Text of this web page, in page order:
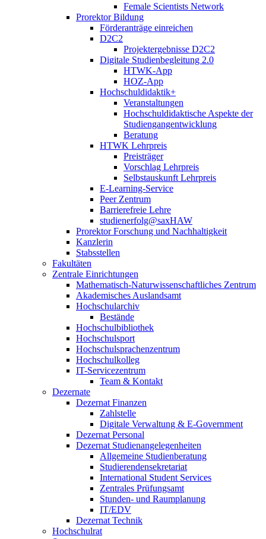
Female Scientists Network
Prorektor Bildung
Förderanträge einreichen
D2C2
Projektergebnisse D2C2
Digitale Studienbegleitung 2.0
HTWK-App
HOZ-App
Hochschuldidaktik+
Veranstaltungen
Hochschuldidaktische Aspekte der
Studiengangentwicklung
Beratung
HTWK Lehrpreis
Preisträger
Vorschlag Lehrpreis
Selbstauskunft Lehrpreis
E-Learning-Service
Peer Zentrum
Barrierefreie Lehre
studienerfolg@saxHAW
Prorektor Forschung und Nachhaltigkeit
Kanzlerin
Stabsstellen
Fakultäten
Zentrale Einrichtungen
Mathematisch-Naturwissenschaftliches Zentrum
Akademisches Auslandsamt
Hochschularchiv
Bestände
Hochschulbibliothek
Hochschulsport
Hochschulsprachenzentrum
Hochschulkolleg
IT-Servicezentrum
Team & Kontakt
Dezernate
Dezernat Finanzen
Zahlstelle
Digitale Verwaltung & E-Government
Dezernat Personal
Dezernat Studienangelegenheiten
Allgemeine Studienberatung
Studierendensekretariat
International Student Services
Zentrales Prüfungsamt
Stunden- und Raumplanung
IT/EDV
Dezernat Technik
Hochschulrat